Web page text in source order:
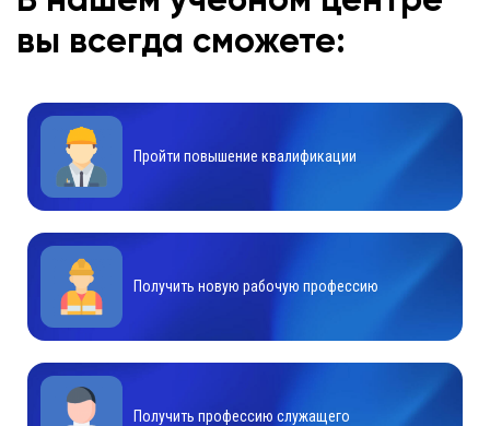
вы всегда сможете:
Пройти повышение квалификации
Получить новую рабочую профессию
Получить профессию служащего